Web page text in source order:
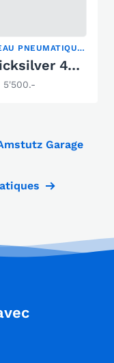
BATEAU PNEUMATIQUE PLIABLE
Quicksilver 470 Sport HD
5'500.-
Garage